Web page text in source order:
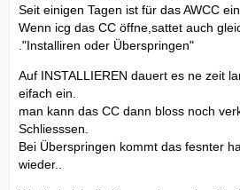
Seit einigen Tagen ist für das AWCC
Wenn icg das CC öffne,sattet auch
."Installiren oder Überspringen"
Auf INSTALLIEREN dauert es ne zeit
eifach ein.
man kann das CC dann bloss noch
Schliesssen.
Bei Überspringen kommt das fesnter
wieder..